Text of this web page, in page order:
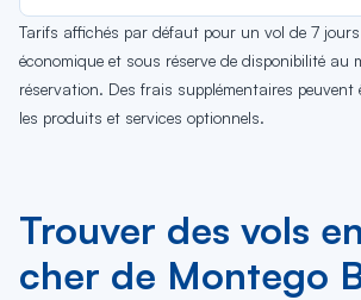
Tarifs affichés par défaut pour un vol de 7
économique et sous réserve de disponibilité au
réservation. Des frais supplémentaires peuvent
les produits et services optionnels.
Trouver des vols
cher de Montego